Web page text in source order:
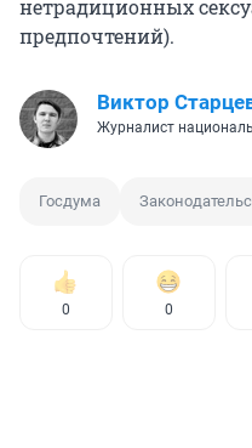
нетрадиционных
предпочтений).
Виктор
Журналист
Госдума
0 0